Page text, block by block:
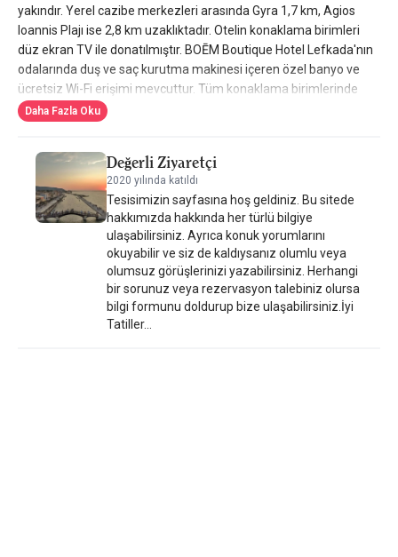
yakındır. Yerel cazibe merkezleri arasında Gyra 1,7 km, Agios
Ioannis Plajı ise 2,8 km uzaklıktadır. Otelin konaklama birimleri
düz ekran TV ile donatılmıştır. BOĒM Boutique Hotel Lefkada'nın
odalarında duş ve saç kurutma makinesi içeren özel banyo ve
ücretsiz Wi-Fi erişimi mevcuttur. Tüm konaklama birimlerinde
klima ve gardırop vardır. BOĒM Boutique Hotel Lefkada'nın
bulunmaktadır. En yakın havaalanı olan Aktion Havaalanı 20 km
mesafededir. Halka açık otopark 500 metre mesafededir.
Daha Fazla Oku
Değerli Ziyaretçi
2020 yılında katıldı
Tesisimizin sayfasına hoş geldiniz. Bu sitede
hakkımızda hakkında her türlü bilgiye
ulaşabilirsiniz. Ayrıca konuk yorumlarını
okuyabilir ve siz de kaldıysanız olumlu veya
olumsuz görüşlerinizi yazabilirsiniz. Herhangi
bir sorunuz veya rezervasyon talebiniz olursa
bilgi formunu doldurup bize ulaşabilirsiniz.İyi
Tatiller...